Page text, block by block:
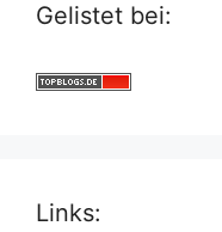
Gelistet bei:
Links: